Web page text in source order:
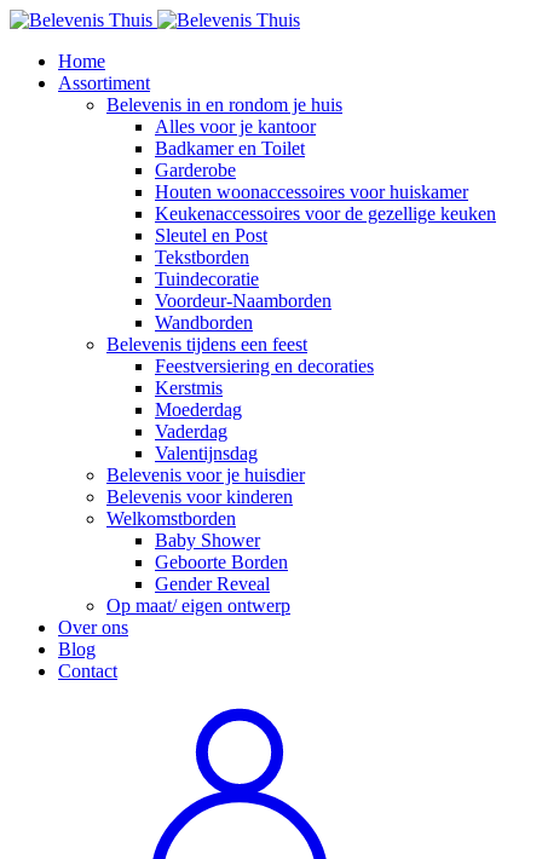
Home
Assortiment
Belevenis in en rondom je huis
Alles voor je kantoor
Badkamer en Toilet
Garderobe
Houten woonaccessoires voor huiskamer
Keukenaccessoires voor de gezellige keuken
Sleutel en Post
Tekstborden
Tuindecoratie
Voordeur-Naamborden
Wandborden
Belevenis tijdens een feest
Feestversiering en decoraties
Kerstmis
Moederdag
Vaderdag
Valentijnsdag
Belevenis voor je huisdier
Belevenis voor kinderen
Welkomstborden
Baby Shower
Geboorte Borden
Gender Reveal
Op maat/ eigen ontwerp
Over ons
Blog
Contact